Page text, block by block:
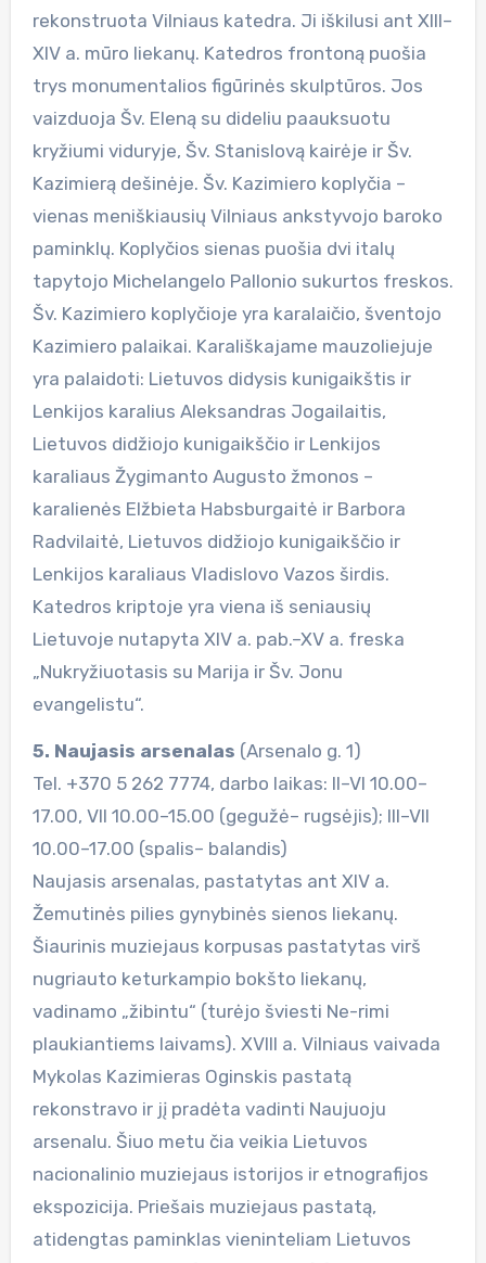
rekonstruota Vilniaus katedra. Ji iškilusi ant XIII–
XIV a. mūro liekanų. Katedros frontoną puošia
trys monumentalios figūrinės skulptūros. Jos
vaizduoja Šv. Eleną su dideliu paauksuotu
kryžiumi viduryje, Šv. Stanislovą kairėje ir Šv.
Kazimierą dešinėje. Šv. Kazimiero koplyčia –
vienas meniškiausių Vilniaus ankstyvojo baroko
paminklų. Koplyčios sienas puošia dvi italų
tapytojo Michelangelo Pallonio sukurtos freskos.
Šv. Kazimiero koplyčioje yra karalaičio, šventojo
Kazimiero palaikai. Karališkajame mauzoliejuje
yra palaidoti: Lietuvos didysis kunigaikštis ir
Lenkijos karalius Aleksandras Jogailaitis,
Lietuvos didžiojo kunigaikščio ir Lenkijos
karaliaus Žygimanto Augusto žmonos –
karalienės Elžbieta Habsburgaitė ir Barbora
Radvilaitė, Lietuvos didžiojo kunigaikščio ir
Lenkijos karaliaus Vladislovo Vazos širdis.
Katedros kriptoje yra viena iš seniausių
Lietuvoje nutapyta XIV a. pab.–XV a. freska
„Nukryžiuotasis su Marija ir Šv. Jonu
evangelistu“.
5. Naujasis arsenalas (Arsenalo g. 1)
Tel. +370 5 262 7774, darbo laikas: II–VI 10.00–
17.00, VII 10.00–15.00 (gegužė– rugsėjis); III–VII
10.00–17.00 (spalis– balandis)
Naujasis arsenalas, pastatytas ant XIV a.
Žemutinės pilies gynybinės sienos liekanų.
Šiaurinis muziejaus korpusas pastatytas virš
nugriauto keturkampio bokšto liekanų,
vadinamo „žibintu“ (turėjo šviesti Ne-rimi
plaukiantiems laivams). XVIII a. Vilniaus vaivada
Mykolas Kazimieras Oginskis pastatą
rekonstravo ir jį pradėta vadinti Naujuoju
arsenalu. Šiuo metu čia veikia Lietuvos
nacionalinio muziejaus istorijos ir etnografijos
ekspozicija. Priešais muziejaus pastatą,
atidengtas paminklas vieninteliam Lietuvos